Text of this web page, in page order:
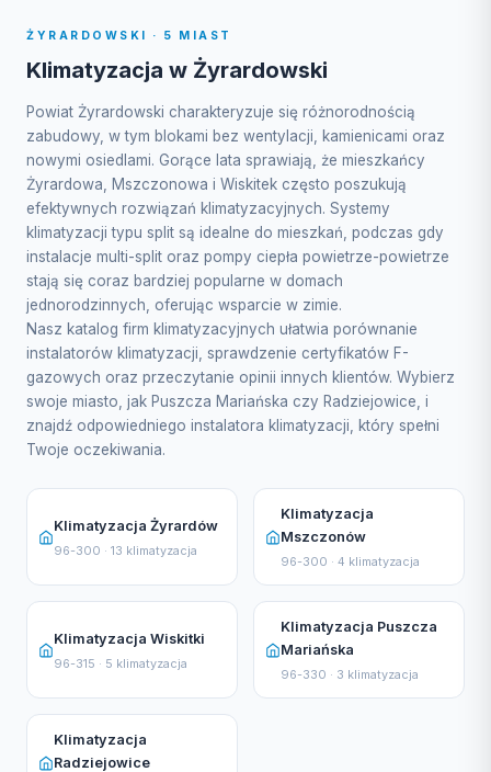
ŻYRARDOWSKI · 5 MIAST
Klimatyzacja w Żyrardowski
Powiat Żyrardowski charakteryzuje się różnorodnością
zabudowy, w tym blokami bez wentylacji, kamienicami oraz
nowymi osiedlami. Gorące lata sprawiają, że mieszkańcy
Żyrardowa, Mszczonowa i Wiskitek często poszukują
efektywnych rozwiązań klimatyzacyjnych. Systemy
klimatyzacji typu split są idealne do mieszkań, podczas gdy
instalacje multi-split oraz pompy ciepła powietrze-powietrze
stają się coraz bardziej popularne w domach
jednorodzinnych, oferując wsparcie w zimie.
Nasz katalog firm klimatyzacyjnych ułatwia porównanie
instalatorów klimatyzacji, sprawdzenie certyfikatów F-
gazowych oraz przeczytanie opinii innych klientów. Wybierz
swoje miasto, jak Puszcza Mariańska czy Radziejowice, i
znajdź odpowiedniego instalatora klimatyzacji, który spełni
Twoje oczekiwania.
Klimatyzacja Żyrardów
96-300 · 13 klimatyzacja
Klimatyzacja
Mszczonów
96-300 · 4 klimatyzacja
Klimatyzacja Wiskitki
96-315 · 5 klimatyzacja
Klimatyzacja Puszcza
Mariańska
96-330 · 3 klimatyzacja
Klimatyzacja
Radziejowice